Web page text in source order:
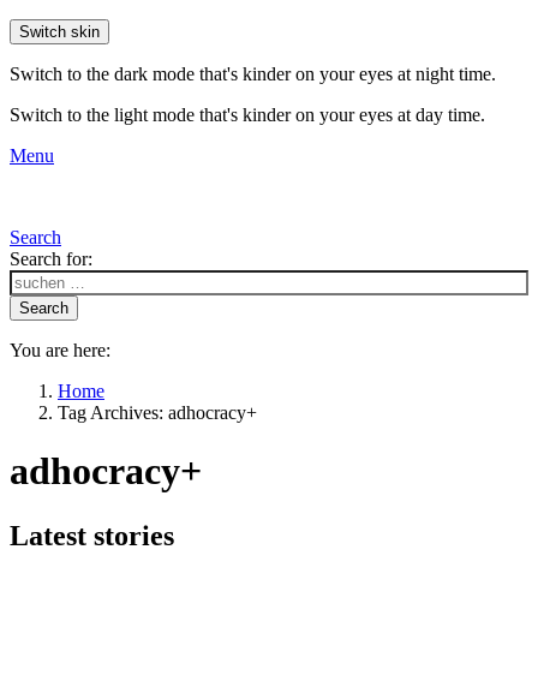
Switch skin
Switch to the dark mode that's kinder on your eyes at night time.
Switch to the light mode that's kinder on your eyes at day time.
Menu
Search
Search for:
Search
You are here:
Home
Tag Archives: adhocracy+
adhocracy+
Latest stories